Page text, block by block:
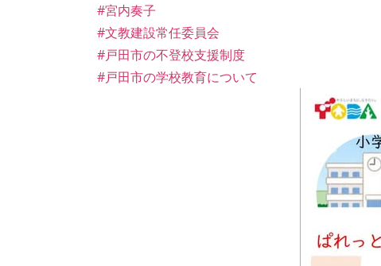
#宮内奏子
#文教建設常任委員会
#戸田市の不登校支援制度
#戸田市の学校教育について